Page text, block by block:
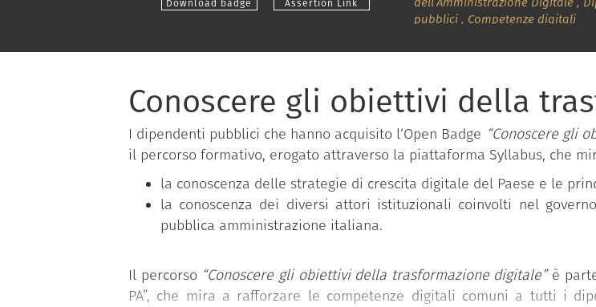
Download badge Assertion Link
pubblici , Competenze digitali
Conoscere gli obiettivi della
I dipendenti pubblici che hanno acquisito l‘Open Badge “Conoscere gli
il percorso formativo, erogato attraverso la piattaforma Syllabus, che
la conoscenza delle strategie di crescita digitale del Paese e le
la conoscenza dei diversi attori istituzionali coinvolti nel
pubblica amministrazione italiana.
Il percorso “Conoscere gli obiettivi della trasformazione digitale”è
PA”, che mira a rafforzare le competenze digitali comuni a tutti i